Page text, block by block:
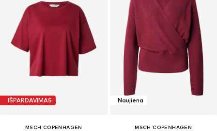
IŠPARDAVIMAS
MSCH COPENHAGEN
Naujiena
MSCH COPENHAGEN